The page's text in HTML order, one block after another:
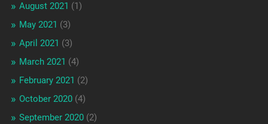
August 2021 (1)
May 2021 (3)
April 2021 (3)
March 2021 (4)
February 2021 (2)
October 2020(4)
September 2020(2)